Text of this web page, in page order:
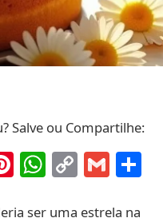
Salve ou Compartilhe:
Pinterest
WhatsApp
CopyGmail
ser uma estrela na